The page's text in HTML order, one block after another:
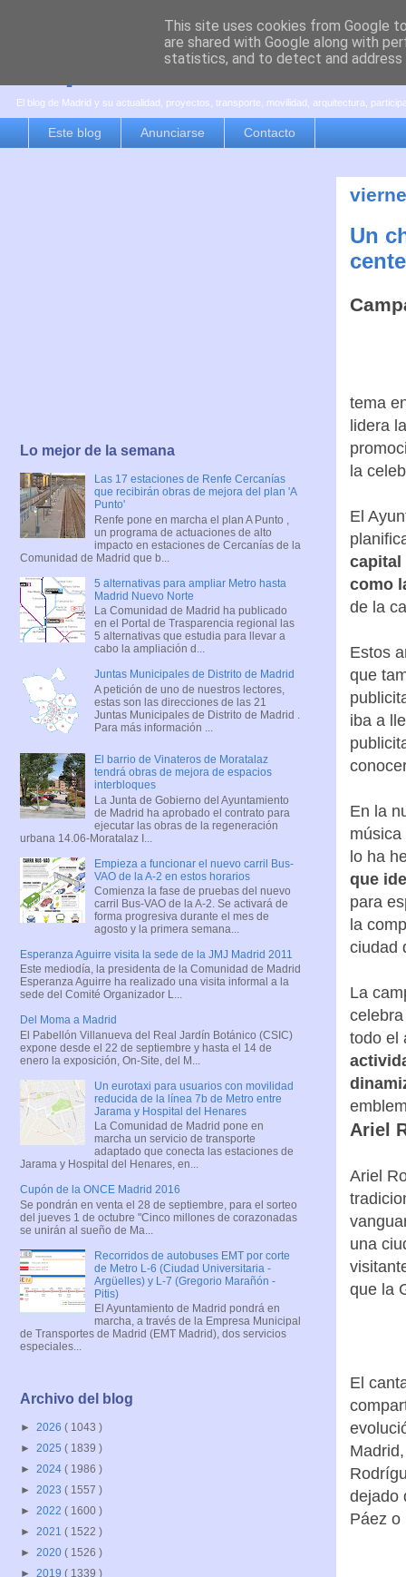
es por madrid
El blog de Madrid y su actualidad, proyectos, transporte, movilidad, arquitectura,
Este blog Anunciarse Contacto
Un
tema
lidera
la
El
capital
como
de la
Estos
que
iba a
En la
lo ha
que
para
la
ciudad
La
todo el
Ariel
Ariel
una
que la
El
dejado
Páez o
Lo mejor de la semana
Las 17 estaciones de Renfe Cercanías
que recibirán obras de mejora del plan 'A
Punto'
Renfe pone en marcha el plan A Punto ,
un programa de actuaciones de alto
impacto en estaciones de Cercanías de la
Comunidad de Madrid que b...
5 alternativas para ampliar Metro hasta
Madrid Nuevo Norte
La Comunidad de Madrid ha publicado
en el Portal de Trasparencia regional las
5 alternativas que estudia para llevar a
cabo la ampliación d...
Juntas Municipales de Distrito de Madrid
A petición de uno de nuestros lectores,
estas son las direcciones de las 21
Juntas Municipales de Distrito de Madrid .
Para más información ...
El barrio de Vinateros de Moratalaz
tendrá obras de mejora de espacios
interbloques
La Junta de Gobierno del Ayuntamiento
de Madrid ha aprobado el contrato para
ejecutar las obras de la regeneración
urbana 14.06-Moratalaz I...
Empieza a funcionar el nuevo carril Bus-
VAO de la A-2 en estos horarios
Comienza la fase de pruebas del nuevo
carril Bus-VAO de la A-2. Se activará de
forma progresiva durante el mes de
agosto y la primera semana...
Esperanza Aguirre visita la sede de la JMJ Madrid 2011
Este mediodía, la presidenta de la Comunidad de Madrid
Esperanza Aguirre ha realizado una visita informal a la
sede del Comité Organizador L...
Del Moma a Madrid
El Pabellón Villanueva del Real Jardín Botánico (CSIC)
expone desde el 22 de septiembre y hasta el 14 de
enero la exposición, On-Site, del M...
Un eurotaxi para usuarios con movilidad
reducida de la línea 7b de Metro entre
Jarama y Hospital del Henares
La Comunidad de Madrid pone en
marcha un servicio de transporte
adaptado que conecta las estaciones de
Jarama y Hospital del Henares, en...
Cupón de la ONCE Madrid 2016
Se pondrán en venta el 28 de septiembre, para el sorteo
del jueves 1 de octubre "Cinco millones de corazonadas
se unirán al sueño de Ma...
Recorridos de autobuses EMT por corte
de Metro L-6 (Ciudad Universitaria -
Argüelles) y L-7 (Gregorio Marañón -
Pitis)
El Ayuntamiento de Madrid pondrá en
marcha, a través de la Empresa Municipal
de Transportes de Madrid (EMT Madrid), dos servicios
especiales...
Archivo del blog
► 2026 ( 1043 )
► 2025 ( 1839 )
► 2024 ( 1986 )
► 2023 ( 1557 )
► 2022 ( 1600 )
► 2021 ( 1522 )
► 2020 ( 1526 )
► 2019 ( 1339 )
This site uses cookies from Google
are shared with Google along with
statistics, and to detect and address